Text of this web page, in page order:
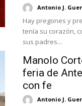
Antonio J.
Hay pregones y
tenía su corazón,
sus padres...
Manolo
feria de
con fe
Antonio J.